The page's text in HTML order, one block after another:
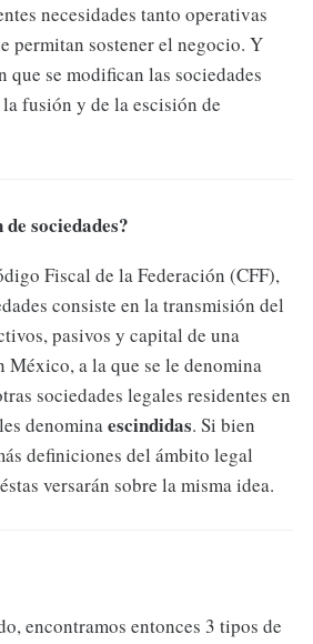
necesidades tanto operativas
permitan sostener el negocio. Y
que se modifican las sociedades
la fusión y de la escisión de
sociedades?
Fiscal de la Federación (CFF),
consiste en la transmisión del
pasivos y capital de una
México, a la que se le denomina
sociedades legales residentes en
denominaescindidas. Si bien
definiciones del ámbito legal
versarán sobre la misma idea.
encontramos entonces 3 tipos de